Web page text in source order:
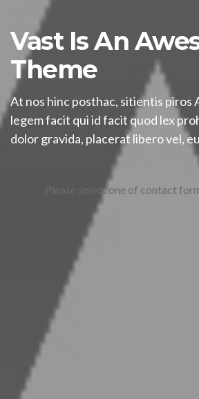
Vast Is An
Theme
At nos hinc posthac, sitientis piros
legem facit qui id facit quod lex
dolor gravida, placerat libero vel,
Please select one of contact